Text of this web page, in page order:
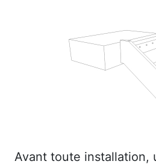
Avant toute installation,